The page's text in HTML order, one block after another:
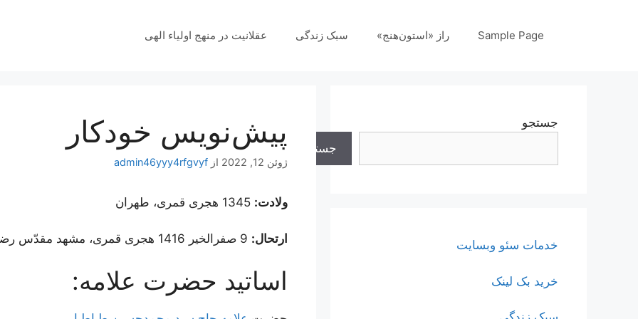
Sample Page راز «استون‌هنج» سبک زندگی عقلانیت در منهج اولیاء الهی
پیش‌نویس خودکار
ژوئن 12, 2022 از admin46yyy4rfgvyf
ولادت:
ارتحال:
اساتید حضرت علامه:
جستجو
جستجو
خدمات سئو وبسایت
خرید بک لینک